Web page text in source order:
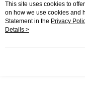
Popular Tags
This site uses cookies to
on how we use cookies and
Statement in the Privacy
agree to our use of cookies
Details >